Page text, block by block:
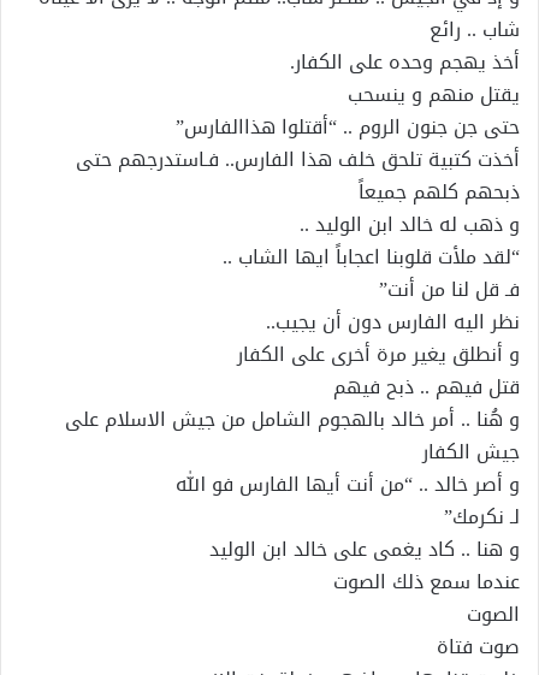
شاب .. رائع
أخذ يهجم وحده على الكفار.
يقتل منهم و ينسحب
حتى جن جنون الروم .. “أقتلوا هذاالفارس”
أخذت كتبية تلحق خلف هذا الفارس.. فـاستدرجهم حتى
ذبحهم كلهم جميعاً
و ذهب له خالد ابن الوليد ..
“لقد ملأت قلوبنا اعجاباً ايها الشاب ..
فـ قل لنا من أنت”
نظر اليه الفارس دون أن يجيب..
و أنطلق يغير مرة أخرى على الكفار
قتل فيهم .. ذبح فيهم
و هُنا .. أمر خالد بالهجوم الشامل من جيش الاسلام على
جيش الكفار
و أصر خالد .. “من أنت أيها الفارس فو الله
لـ نكرمك”
و هنا .. كاد يغمى على خالد ابن الوليد
عندما سمع ذلك الصوت
الصوت
صوت فتاة